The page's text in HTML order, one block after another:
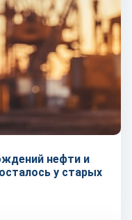
нефти и
у старых